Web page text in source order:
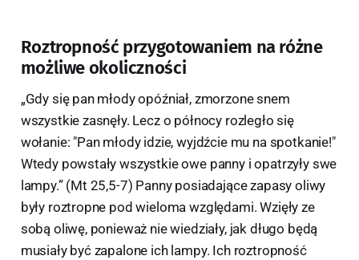
Roztropność przygotowaniem na różne
możliwe okoliczności
„Gdy się pan młody opóźniał, zmorzone snem
wszystkie zasnęły. Lecz o północy rozległo się
wołanie: "Pan młody idzie, wyjdźcie mu na spotkanie!"
Wtedy powstały wszystkie owe panny i opatrzyły swe
lampy.” (Mt 25,5-7) Panny posiadające zapasy oliwy
były roztropne pod wieloma względami. Wzięły ze
sobą oliwę, ponieważ nie wiedziały, jak długo będą
musiały być zapalone ich lampy. Ich roztropność